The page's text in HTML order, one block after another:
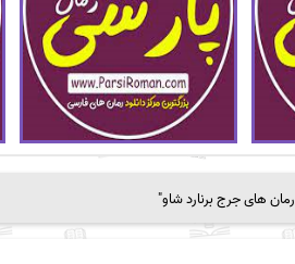
های جرج برنارد شاو"